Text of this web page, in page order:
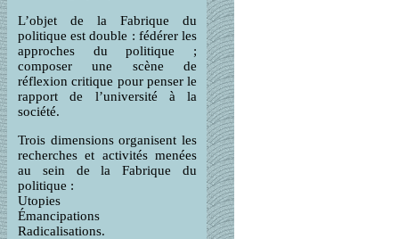
L’objet de la Fabrique du
politique est double : fédérer les
approches du politique ;
composer une scène de
réflexion critique pour penser le
rapport de l’université à la
société.
Trois dimensions organisent les
recherches et activités menées
au sein de la Fabrique du
politique :
Utopies
Émancipations
Radicalisations.